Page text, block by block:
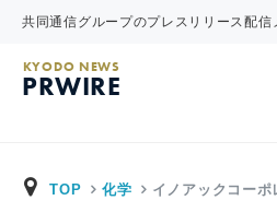
共同通信グループのプレスリリース配信
KYODO NEWS
PRWIRE
TOP 化学 イノアックコーポ